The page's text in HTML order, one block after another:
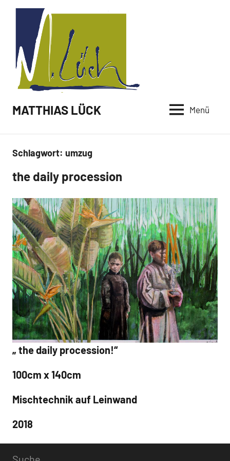
MATTHIAS LÜCK Menü
Schlagwort: umzug
Malerei / Neuigkeiten
the daily procession
„ the daily procession!“
100cm x 140cm
Mischtechnik auf Leinwand
2018